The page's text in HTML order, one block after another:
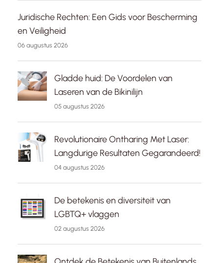
Juridische Rechten: Een Gids voor Bescherming
en Veiligheid
06 augustus 2026
Gladde huid: De Voordelen van
Laseren van de Bikinilijn
05 augustus 2026
Revolutionaire Ontharing Met Laser:
Langdurige Resultaten Gegarandeerd!
04 augustus 2026
De betekenis en diversiteit van
LGBTQ+ vlaggen
02 augustus 2026